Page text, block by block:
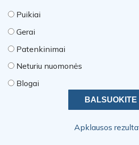
Puikiai
Gerai
Patenkinimai
Neturiu nuomonės
Blogai
Apklausos